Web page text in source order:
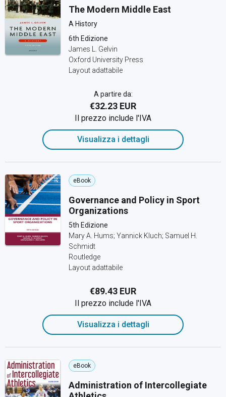
The Modern Middle East
A History
6th Edizione
James L. Gelvin
Oxford University Press
Layout adattabile
A partire da:
€32.23 EUR
Il prezzo include l'IVA
Visualizza i dettagli
eBook
Governance and Policy in Sport
Organizations
5th Edizione
Mary A. Hums; Yannick Kluch; Samuel H.
Schmidt
Routledge
Layout adattabile
€89.43 EUR
Il prezzo include l'IVA
Visualizza i dettagli
eBook
Administration of Intercollegiate